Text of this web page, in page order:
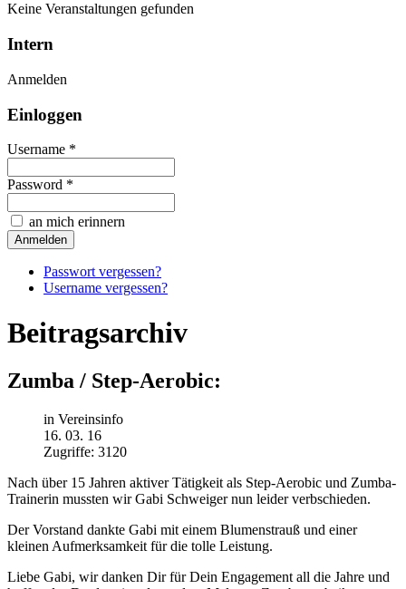
Keine Veranstaltungen gefunden
Intern
Anmelden
Einloggen
Username *
Password *
an mich erinnern
Passwort vergessen?
Username vergessen?
Beitragsarchiv
Zumba / Step-Aerobic:
in Vereinsinfo
16. 03. 16
Zugriffe: 3120
Nach über 15 Jahren aktiver Tätigkeit als Step-Aerobic und Zumba-
Trainerin mussten wir Gabi Schweiger nun leider verbschieden.
Der Vorstand dankte Gabi mit einem Blumenstrauß und einer
kleinen Aufmerksamkeit für die tolle Leistung.
Liebe Gabi, wir danken Dir für Dein Engagement all die Jahre und